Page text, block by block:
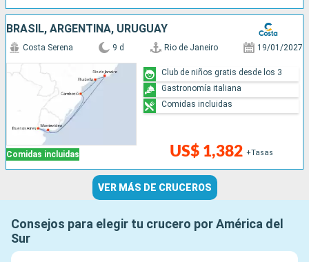
BRASIL, ARGENTINA, URUGUAY
Comidas incluidas
Costa Serena 9 d Rio de Janeiro 19/01/2027
US$ 1,382 +Tasas
Club de niños gratis desde los 3
Gastronomía italiana
Comidas incluidas
VER MÁS DE CRUCEROS
Consejos para elegir tu crucero por América del
Sur